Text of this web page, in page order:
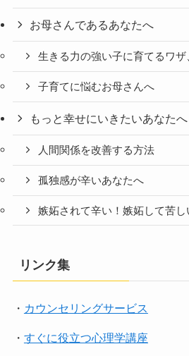
お母さんであるあなたへ
生きる力の強い子に育てるワザ
子育てに悩むお母さんへ
もっと幸せにいきたいあなたへ
人間関係を改善する方法
孤独感が辛いあなたへ
嫉妬されて辛い！嫉妬して苦し
リンク集
・ カウンセリングサービス
・ すぐに役立つ心理学講座